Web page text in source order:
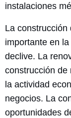
instalaciones
La construcción
importante en
declive. La
construcción de
la actividad
negocios. La
oportunidades